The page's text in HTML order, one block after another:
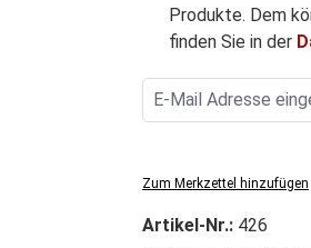
Produkte. Dem
finden Sie in der
Zum Merkzettel hinzufügen
Artikel-Nr.: 426